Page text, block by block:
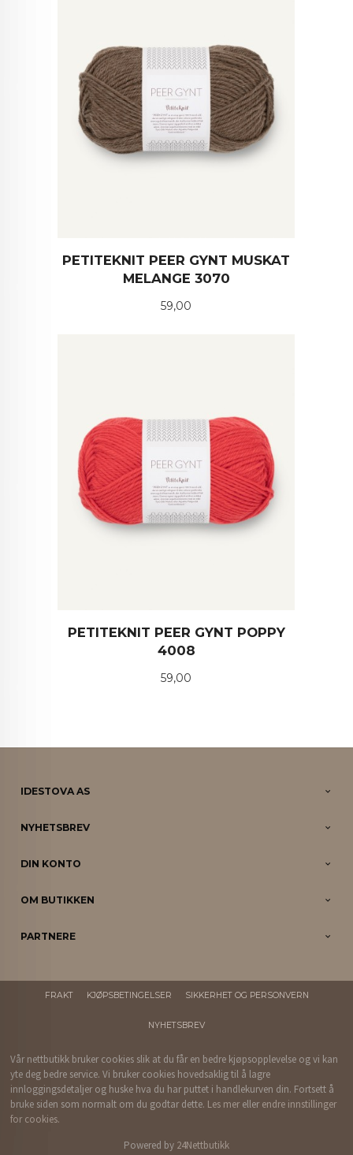
PETITEKNIT PEER GYNT MUSKAT
MELANGE 3070
Pris
59,00
PETITEKNIT PEER GYNT POPPY
4008
Pris
59,00
IDESTOVA AS
NYHETSBREV
DIN KONTO
OM BUTIKKEN
PARTNERE
FRAKT KJØPSBETINGELSER SIKKERHET OG PERSONVERN
NYHETSBREV
Vår nettbutikk bruker cookies slik at du får en bedre kjøpsopplevelse og vi kan
yte deg bedre service. Vi bruker cookies hovedsaklig til å lagre
innloggingsdetaljer og huske hva du har puttet i handlekurven din. Fortsett å
bruke siden som normalt om du godtar dette. Les mer eller endre innstillinger
for cookies.
Powered by 24Nettbutikk